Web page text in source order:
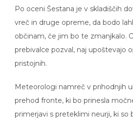
Po oceni Šestana je v skladiščih
vreč in druge opreme, da bodo
občinam, če jim bo te zmanjkalo.
prebivalce pozval, naj upoštevajo
pristojnih.
Meteorologi namreč v prihodnjih
prehod fronte, ki bo prinesla
primerjavi s preteklimi neurji, ki so